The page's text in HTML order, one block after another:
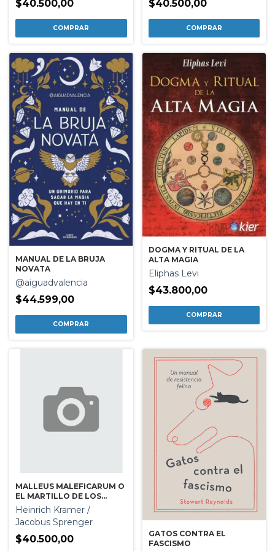
$40.500,00 $40.500,00
MANUAL DE LA BRUJA
NOVATA
@aiguadvalencia
$44.599,00
DOGMA Y RITUAL DE LA
ALTA MAGIA
Eliphas Levi
$43.800,00
MALLEUS MALEFICARUM O
EL MARTILLO DE LOS
BRUJOS
Heinrich Kramer /
Jacobus Sprenger
$40.500,00
GATOS CONTRA EL
FASCISMO